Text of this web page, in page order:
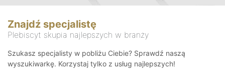
Znajdź specjalistę
Plebiscyt skupia najlepszych w branży
Szukasz specjalisty w pobliżu Ciebie? Sprawdź naszą
wyszukiwarkę. Korzystaj tylko z usług najlepszych!